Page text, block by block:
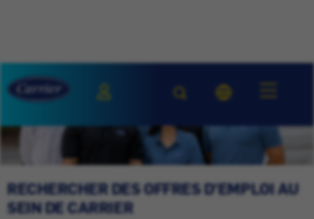
RECHERCHER DES OFFRES D'EMPLOI AU
SEIN DE CARRIER